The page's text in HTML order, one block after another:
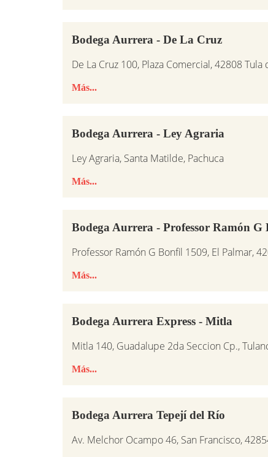
Bodega Aurrera - De La Cruz
De La Cruz 100, Plaza Comercial, 42808
Más...
Bodega Aurrera - Ley Agraria
Ley Agraria, Santa Matilde, Pachuca
Más...
Bodega Aurrera - Professor Ramón G
Professor Ramón G Bonfil 1509, El Palmar,
Más...
Bodega Aurrera Express - Mitla
Mitla 140, Guadalupe 2da Seccion Cp.,
Más...
Bodega Aurrera Tepejí del Río
Av. Melchor Ocampo 46, San Francisco,